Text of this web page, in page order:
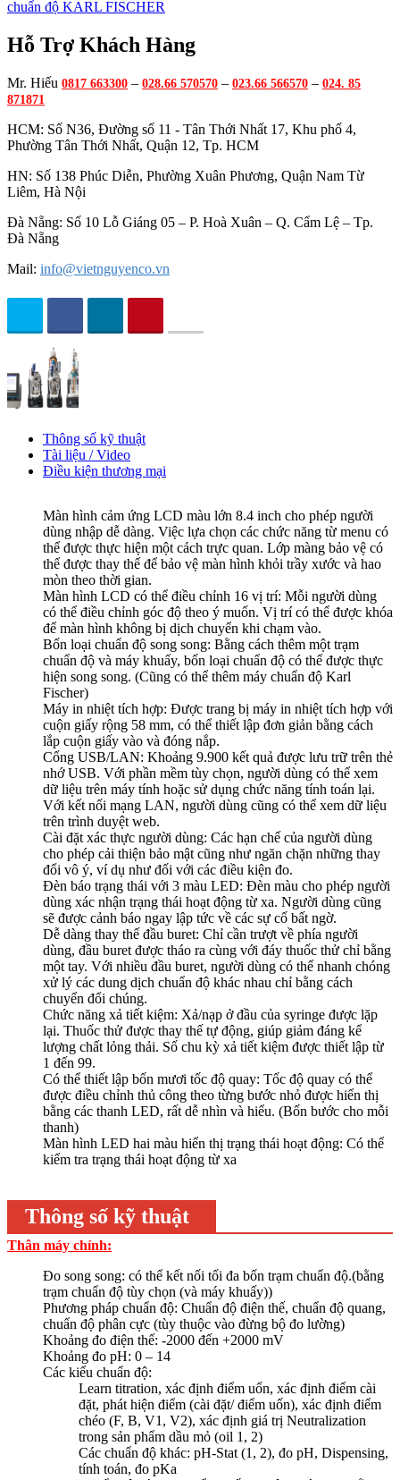
chuẩn độ KARL FISCHER
Hỗ Trợ Khách Hàng
Mr. Hiếu 0817 663300 – 028.66 570570 – 023.66 566570 – 024. 85
871871
HCM: Số N36, Đường số 11 - Tân Thới Nhất 17, Khu phố 4,
Phường Tân Thới Nhất, Quận 12, Tp. HCM
HN: Số 138 Phúc Diễn, Phường Xuân Phương, Quận Nam Từ
Liêm, Hà Nội
Đà Nẵng: Số 10 Lỗ Giáng 05 – P. Hoà Xuân – Q. Cẩm Lệ – Tp.
Đà Nẵng
Mail: info@vietnguyenco.vn
Thông số kỹ thuật
Tài liệu / Video
Điều kiện thương mại
Màn hình cảm ứng LCD màu lớn 8.4 inch cho phép người
dùng nhập dễ dàng. Việc lựa chọn các chức năng từ menu có
thể được thực hiện một cách trực quan. Lớp màng bảo vệ có
thể được thay thế để bảo vệ màn hình khỏi trầy xước và hao
mòn theo thời gian.
Màn hình LCD có thể điều chỉnh 16 vị trí: Mỗi người dùng
có thể điều chỉnh góc độ theo ý muốn. Vị trí có thể được khóa
để màn hình không bị dịch chuyển khi chạm vào.
Bốn loại chuẩn độ song song: Bằng cách thêm một trạm
chuẩn độ và máy khuấy, bốn loại chuẩn độ có thể được thực
hiện song song. (Cũng có thể thêm máy chuẩn độ Karl
Fischer)
Máy in nhiệt tích hợp: Được trang bị máy in nhiệt tích hợp với
cuộn giấy rộng 58 mm, có thể thiết lập đơn giản bằng cách
lắp cuộn giấy vào và đóng nắp.
Cổng USB/LAN: Khoảng 9.900 kết quả được lưu trữ trên thẻ
nhớ USB. Với phần mềm tùy chọn, người dùng có thể xem
dữ liệu trên máy tính hoặc sử dụng chức năng tính toán lại.
Với kết nối mạng LAN, người dùng cũng có thể xem dữ liệu
trên trình duyệt web.
Cài đặt xác thực người dùng: Các hạn chế của người dùng
cho phép cải thiện bảo mật cũng như ngăn chặn những thay
đổi vô ý, ví dụ như đối với các điều kiện đo.
Đèn báo trạng thái với 3 màu LED: Đèn màu cho phép người
dùng xác nhận trạng thái hoạt động từ xa. Người dùng cũng
sẽ được cảnh báo ngay lập tức về các sự cố bất ngờ.
Dễ dàng thay thế đầu buret: Chỉ cần trượt về phía người
dùng, đầu buret được tháo ra cùng với đáy thuốc thử chỉ bằng
một tay. Với nhiều đầu buret, người dùng có thể nhanh chóng
xử lý các dung dịch chuẩn độ khác nhau chỉ bằng cách
chuyển đổi chúng.
Chức năng xả tiết kiệm: Xả/nạp ở đầu của syringe được lặp
lại. Thuốc thử được thay thế tự động, giúp giảm đáng kể
lượng chất lỏng thải. Số chu kỳ xả tiết kiệm được thiết lập từ
1 đến 99.
Có thể thiết lập bốn mươi tốc độ quay: Tốc độ quay có thể
được điều chỉnh thủ công theo từng bước nhỏ được hiển thị
bằng các thanh LED, rất dễ nhìn và hiểu. (Bốn bước cho mỗi
thanh)
Màn hình LED hai màu hiển thị trạng thái hoạt động: Có thể
kiểm tra trạng thái hoạt động từ xa
Thông số kỹ thuật
Thân máy chính:
Đo song song: có thể kết nối tối đa bốn trạm chuẩn độ.(bằng
trạm chuẩn độ tùy chọn (và máy khuấy))
Phương pháp chuẩn độ: Chuẩn độ điện thế, chuẩn độ quang,
chuẩn độ phân cực (tùy thuộc vào đừng bộ đo lường)
Khoảng đo điện thế: -2000 đến +2000 mV
Khoảng đo pH: 0 – 14
Các kiểu chuẩn độ:
Learn titration, xác định điểm uốn, xác định điểm cài
đặt, phát hiện điểm (cài đặt/ điểm uốn), xác định điểm
chéo (F, B, V1, V2), xác định giá trị Neutralization
trong sản phẩm dầu mỏ (oil 1, 2)
Các chuẩn độ khác: pH-Stat (1, 2), đo pH, Dispensing,
tính toán, đo pKa